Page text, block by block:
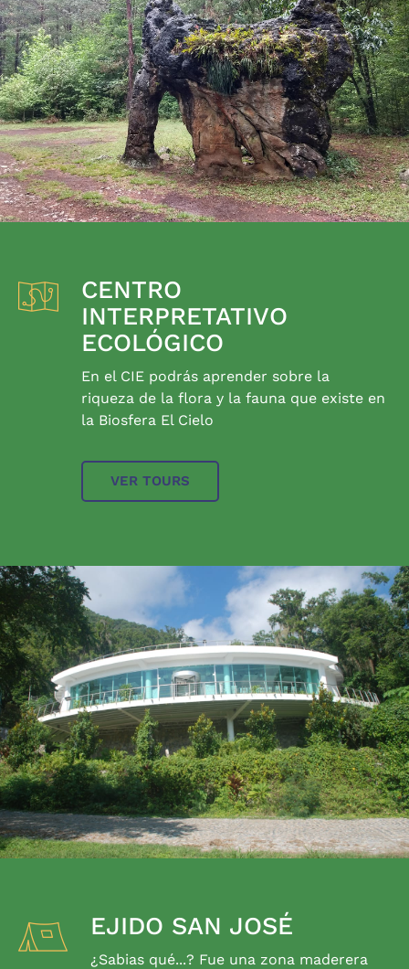
CENTRO
INTERPRETATIVO
ECOLÓGICO
En el CIE podrás aprender sobre la
riqueza de la flora y la fauna que existe en
la Biosfera El Cielo
VER TOURS
EJIDO SAN JOSÉ
¿Sabias qué...? Fue una zona maderera